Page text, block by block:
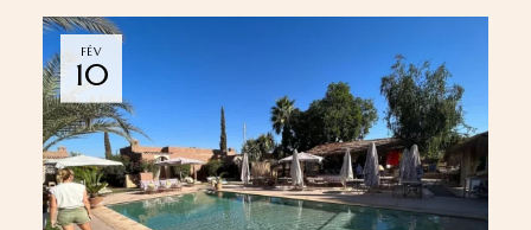
FÉV
10